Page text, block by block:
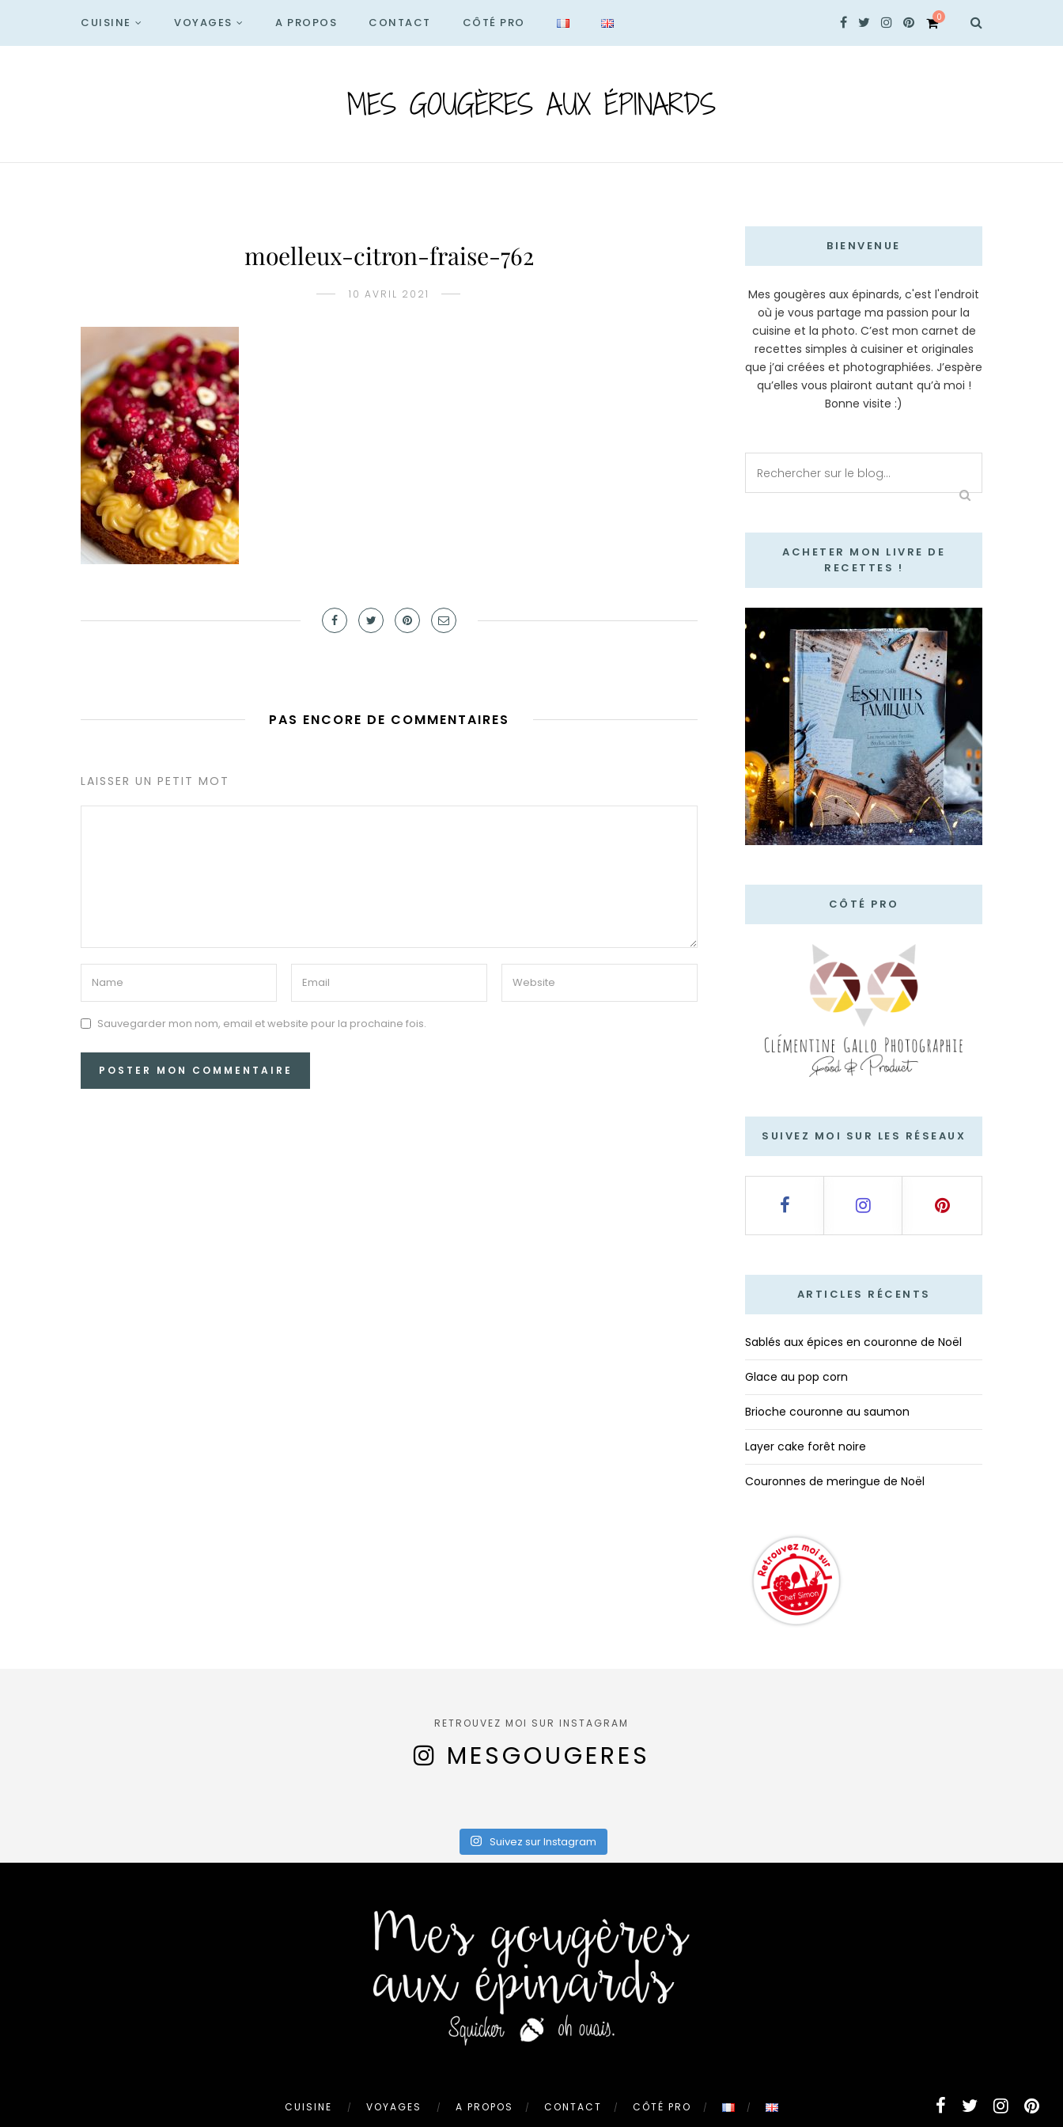
CUISINE VOYAGES A PROPOS CONTACT CÔTÉ PRO 0
MES GOUGÈRES AUX ÉPINARDS
moelleux-citron-fraise-762
10 AVRIL 2021
PAS ENCORE DE COMMENTAIRES
LAISSER UN PETIT MOT
Sauvegarder mon nom, email et website pour la prochaine fois.
BIENVENUE
Mes gougères aux épinards, c'est l'endroit
où je vous partage ma passion pour la
cuisine et la photo. C’est mon carnet de
recettes simples à cuisiner et originales
que j’ai créées et photographiées. J’espère
qu’elles vous plairont autant qu’à moi !
Bonne visite :)
ACHETER MON LIVRE DE
RECETTES !
CÔTÉ PRO
SUIVEZ MOI SUR LES RÉSEAUX
ARTICLES RÉCENTS
Sablés aux épices en couronne de Noël
Glace au pop corn
Brioche couronne au saumon
Layer cake forêt noire
Couronnes de meringue de Noël
RETROUVEZ MOI SUR INSTAGRAM
MESGOUGERES
Suivez sur Instagram
CUISINE VOYAGES A PROPOS CONTACT CÔTÉ PRO